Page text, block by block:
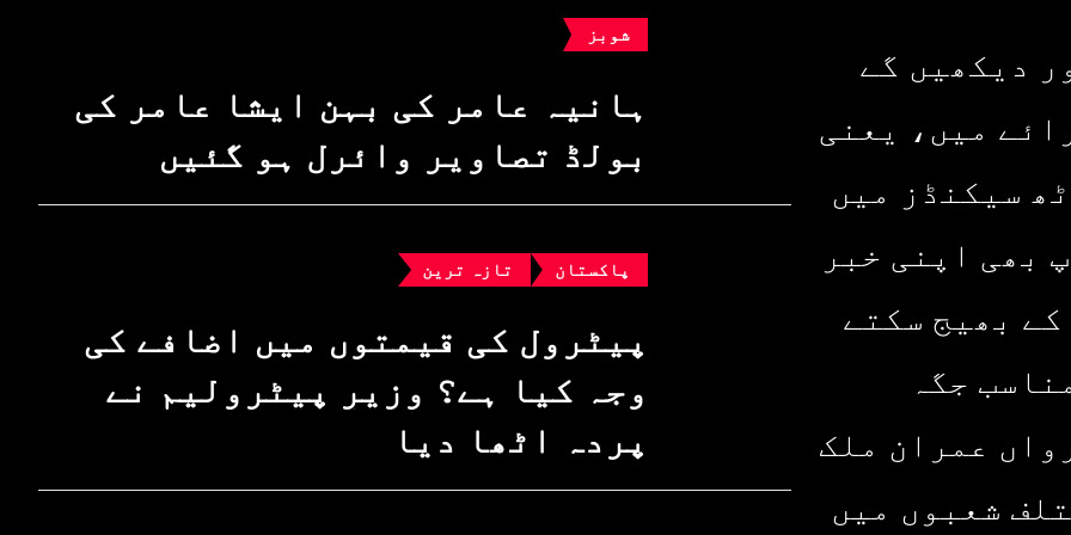
دیکھیں گے
میں، یعنی
سیکنڈز میں
بھی اپنی خبر
کے بھیج سکتے
جگہ
عمران ملک
شعبوں میں
شوبز
ہانیہ عامر کی بہن ایشا عامر کی
بولڈ تصاویر وائرل ہو گئیں
پاکستان تازہ ترین
پیٹرول کی قیمتوں میں اضافے کی
وجہ کیا ہے؟ وزیرِ پیٹرولیم نے
پردہ اٹھا دیا